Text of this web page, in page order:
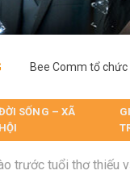
SỐNG – XÃ
HỘI
tuổi thơ thiếu